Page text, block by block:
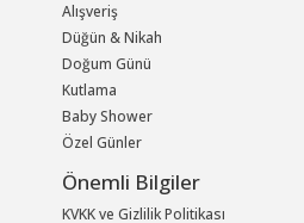
Alışveriş
Düğün & Nikah
Doğum Günü
Kutlama
Baby Shower
Özel Günler
Önemli Bilgiler
KVKK ve Gizlilik Politikası